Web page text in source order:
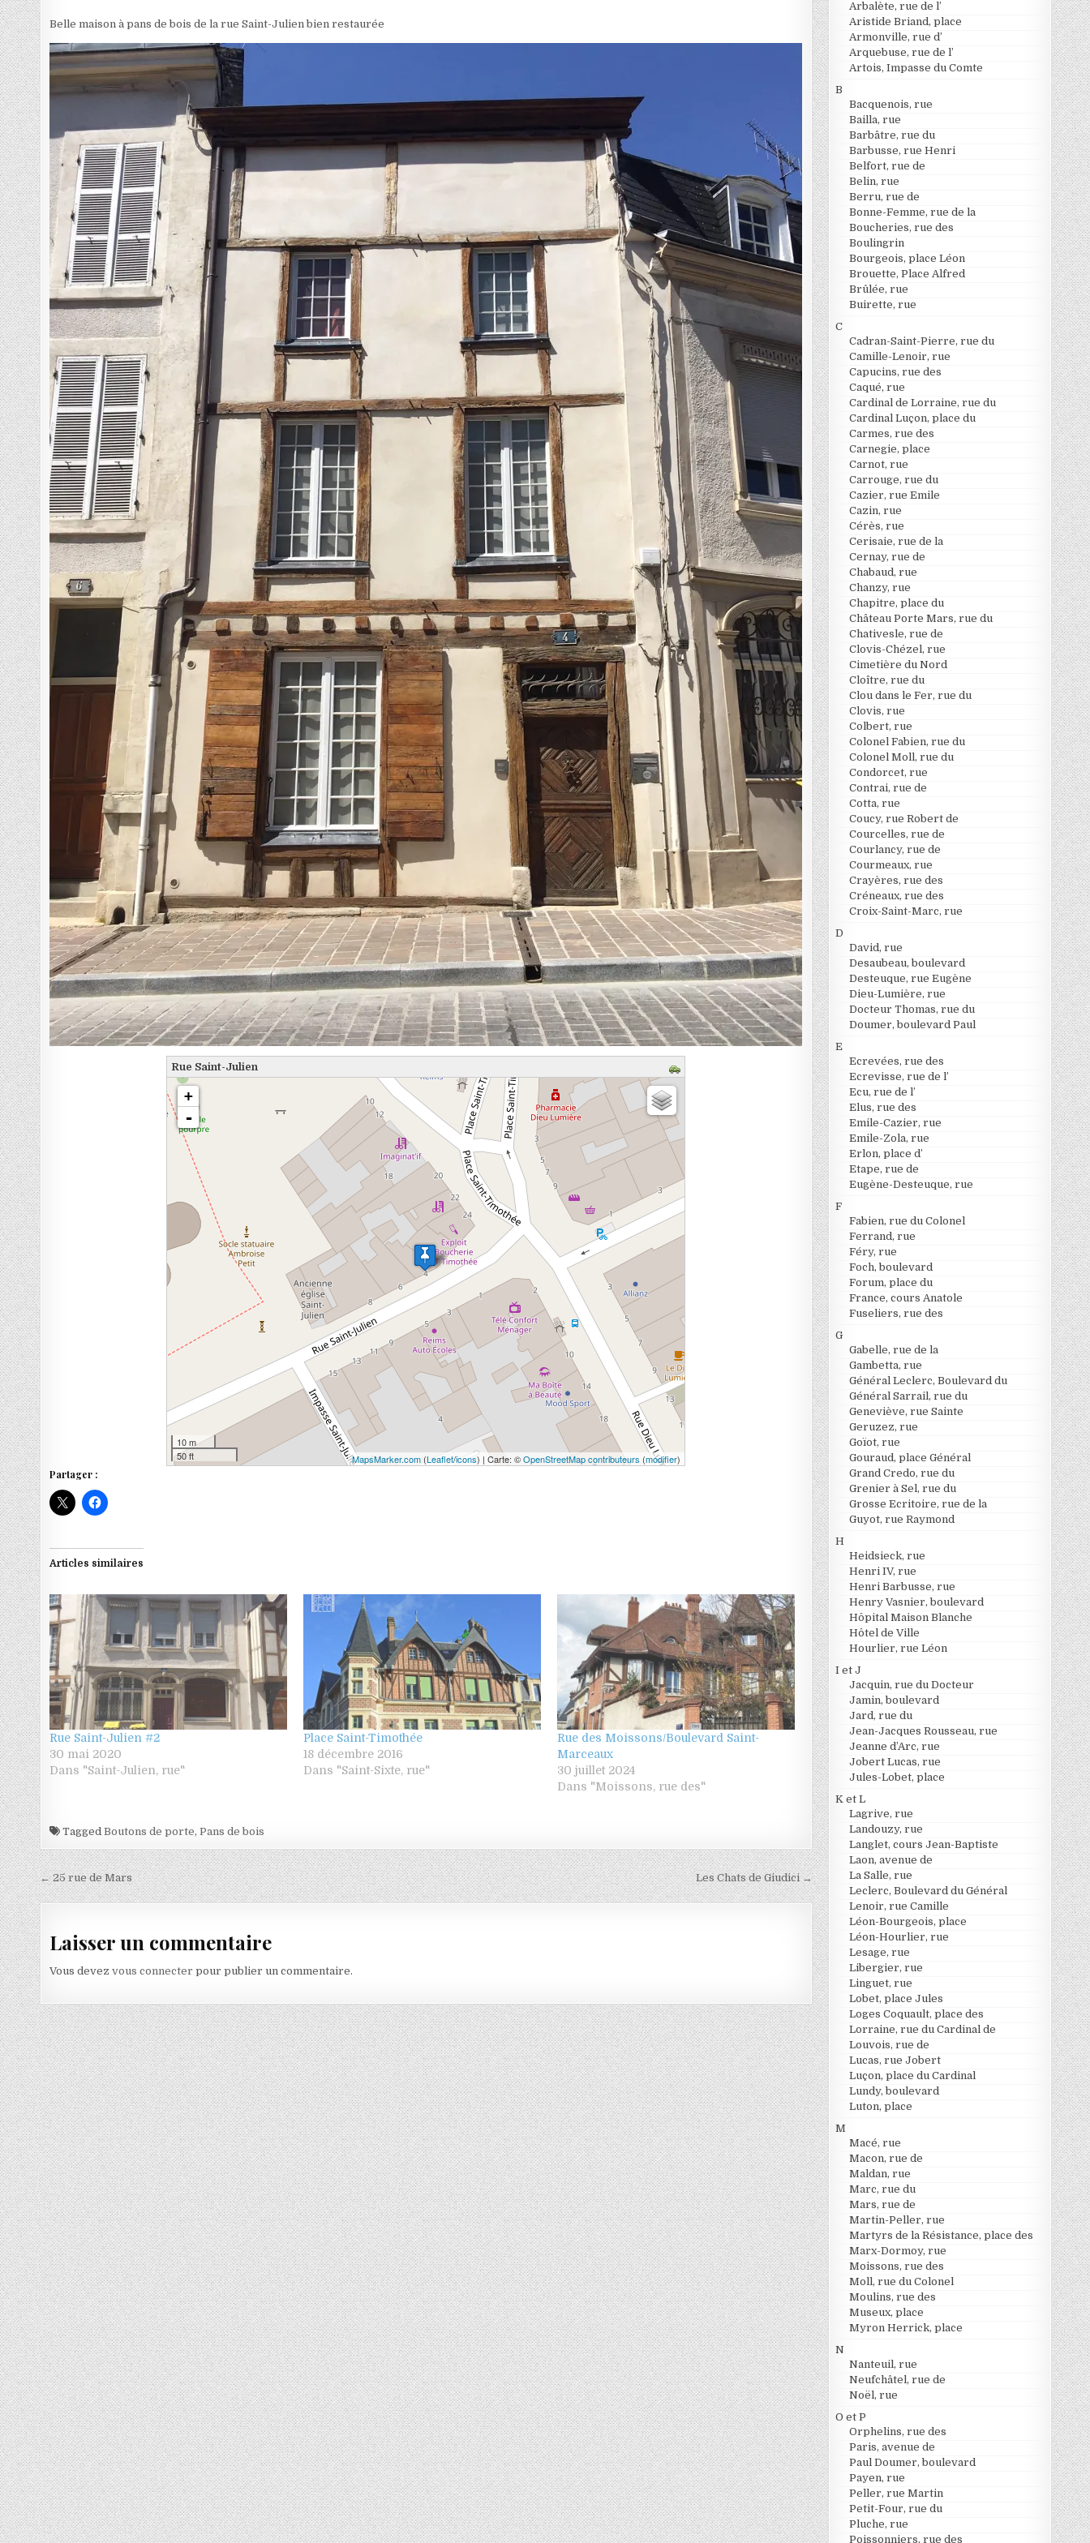
Belle maison à pans de bois de la rue Saint-Julien bien restaurée
Rue Saint-Julien
chargement de la carte - veuillez patienter...
+
-
10 m
50 ft
MapsMarker.com (Leaflet/icons) | Carte: ©OpenStreetMap contributeurs (modifier)
Partager :
Articles similaires
Rue Saint-Julien #2
30 mai 2020
Dans "Saint-Julien, rue"
Place Saint-Timothée
18 décembre 2016
Dans "Saint-Sixte, rue"
Rue des Moissons/Boulevard Saint-
Marceaux
30 juillet 2024
Dans "Moissons, rue des"
TaggedBoutons de porte,Pans de bois
Navigation de l’article Les Chats de Giudici →
← 25 rue de Mars
Laisser un commentaire
Vous devezvous connecter pour publier un commentaire.
Arbalète, rue de l’
Aristide Briand, place
Armonville, rue d’
Arquebuse, rue de l’
Artois, Impasse du Comte
B
Bacquenois, rue
Bailla, rue
Barbâtre, rue du
Barbusse, rue Henri
Belfort, rue de
Belin, rue
Berru, rue de
Bonne-Femme, rue de la
Boucheries, rue des
Boulingrin
Bourgeois, place Léon
Brouette, Place Alfred
Brûlée, rue
Buirette, rue
C
Cadran-Saint-Pierre, rue du
Camille-Lenoir, rue
Capucins, rue des
Caqué, rue
Cardinal de Lorraine, rue du
Cardinal Luçon, place du
Carmes, rue des
Carnegie, place
Carnot, rue
Carrouge, rue du
Cazier, rue Emile
Cazin, rue
Cérès, rue
Cerisaie, rue de la
Cernay, rue de
Chabaud, rue
Chanzy, rue
Chapitre, place du
Château Porte Mars, rue du
Chativesle, rue de
Clovis-Chézel, rue
Cimetière du Nord
Cloître, rue du
Clou dans le Fer, rue du
Clovis, rue
Colbert, rue
Colonel Fabien, rue du
Colonel Moll, rue du
Condorcet, rue
Contrai, rue de
Cotta, rue
Coucy, rue Robert de
Courcelles, rue de
Courlancy, rue de
Courmeaux, rue
Crayères, rue des
Créneaux, rue des
Croix-Saint-Marc, rue
D
David, rue
Desaubeau, boulevard
Desteuque, rue Eugène
Dieu-Lumière, rue
Docteur Thomas, rue du
Doumer, boulevard Paul
E
Ecrevées, rue des
Ecrevisse, rue de l’
Ecu, rue de l’
Elus, rue des
Emile-Cazier, rue
Emile-Zola, rue
Erlon, place d’
Etape, rue de
Eugène-Desteuque, rue
F
Fabien, rue du Colonel
Ferrand, rue
Féry, rue
Foch, boulevard
Forum, place du
France, cours Anatole
Fuseliers, rue des
G
Gabelle, rue de la
Gambetta, rue
Général Leclerc, Boulevard du
Général Sarrail, rue du
Geneviève, rue Sainte
Geruzez, rue
Goïot, rue
Gouraud, place Général
Grand Credo, rue du
Grenier à Sel, rue du
Grosse Ecritoire, rue de la
Guyot, rue Raymond
H
Heidsieck, rue
Henri IV, rue
Henri Barbusse, rue
Henry Vasnier, boulevard
Hôpital Maison Blanche
Hôtel de Ville
Hourlier, rue Léon
I et J
Jacquin, rue du Docteur
Jamin, boulevard
Jard, rue du
Jean-Jacques Rousseau, rue
Jeanne d’Arc, rue
Jobert Lucas, rue
Jules-Lobet, place
K et L
Lagrive, rue
Landouzy, rue
Langlet, cours Jean-Baptiste
Laon, avenue de
La Salle, rue
Leclerc, Boulevard du Général
Lenoir, rue Camille
Léon-Bourgeois, place
Léon-Hourlier, rue
Lesage, rue
Libergier, rue
Linguet, rue
Lobet, place Jules
Loges Coquault, place des
Lorraine, rue du Cardinal de
Louvois, rue de
Lucas, rue Jobert
Luçon, place du Cardinal
Lundy, boulevard
Luton, place
M
Macé, rue
Macon, rue de
Maldan, rue
Marc, rue du
Mars, rue de
Martin-Peller, rue
Martyrs de la Résistance, place des
Marx-Dormoy, rue
Moissons, rue des
Moll, rue du Colonel
Moulins, rue des
Museux, place
Myron Herrick, place
N
Nanteuil, rue
Neufchâtel, rue de
Noël, rue
O et P
Orphelins, rue des
Paris, avenue de
Paul Doumer, boulevard
Payen, rue
Peller, rue Martin
Petit-Four, rue du
Pluche, rue
Poissonniers, rue des